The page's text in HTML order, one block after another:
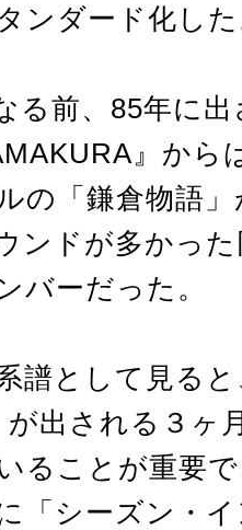
ンダード化し
る前、85年に
』から
の「鎌倉物語
ンドが多かっ
バーだった。
譜として見ると
が出される３ヶ
ることが重要
「シーズン・